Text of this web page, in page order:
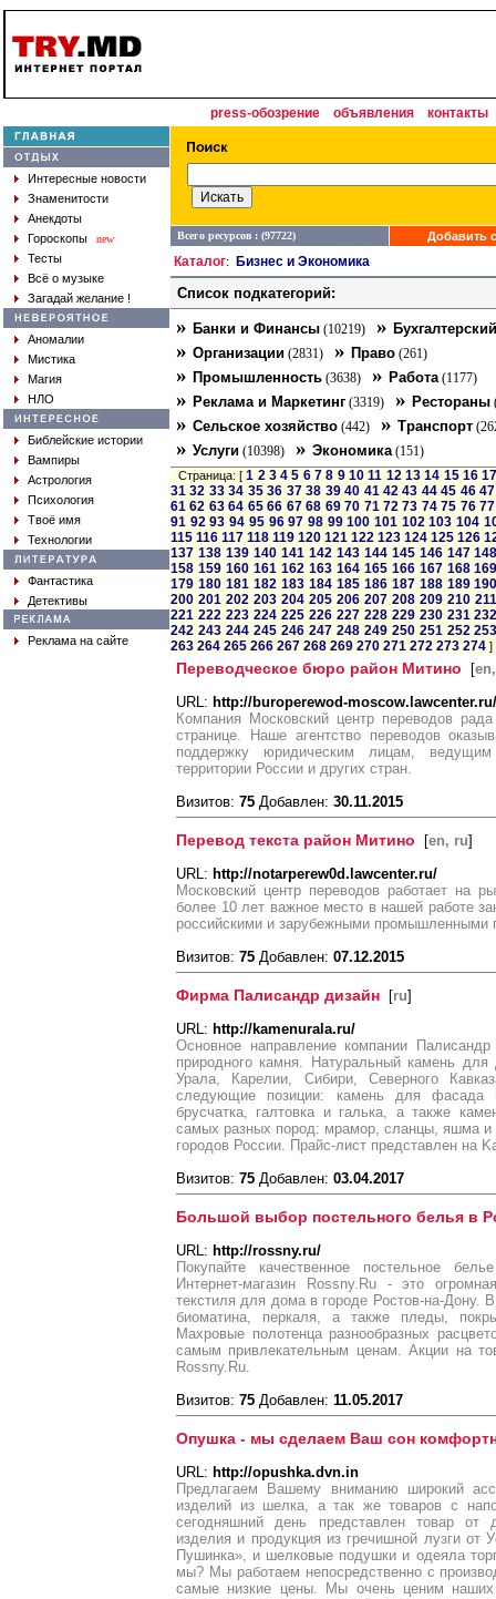
press-обозрение объявления контакты
Интересные новости
Знаменитости
Анекдоты
Гороскопы
new
Тесты
Всё о музыке
Загадай желание !
Аномалии
Мистика
Магия
НЛО
Библейские истории
Вампиры
Астрология
Психология
Твоё имя
Технологии
Фантастика
Детективы
Реклама на сайте
Всего ресурсов : (97722) Добавить
Каталог: Бизнес и Экономика
Список подкатегорий:
» Банки и Финансы (10219) »
» Организации (2831) » Право (261)
» Промышленность (3638) » Работа(1177)
» Реклама и Маркетинг (3319) » Рестораны
» Сельское хозяйство (442) » Транспорт
» Услуги (10398) » Экономика(151)
Страница: [1 2 3 4 5 6 7 8 9 10 11 12 13 14 15 16
31 32 33 34 35 36 37 38 39 40 41 42 43 44 45 46 47
61 62 63 64 65 66 67 68 69 70 71 72 73 74 75 76 77
91 92 93 94 95 96 97 98 99 100 101 102 103 104
115 116 117 118 119 120 121 122 123 124 125 126
137 138 139 140 141 142 143 144 145 146 147
158 159 160 161 162 163 164 165 166 167 168
179 180 181 182 183 184 185 186 187 188 189
200 201 202 203 204 205 206 207 208 209 210 211
221 222 223 224 225 226 227 228 229 230 231
242 243 244 245 246 247 248 249 250 251 252
263 264 265 266 267 268 269 270 271 272 273 274 ]
Переводческое бюро район Митино [
URL: http://buroperewod-moscow.lawcenter.ru/
Компания Московский центр переводов
странице. Наше агентство переводов
поддержку юридическим лицам,
территории России и других стран.
Визитов: 75 Добавлен: 30.11.2015
Перевод текста район Митино [en, ru]
URL: http://notarperew0d.lawcenter.ru/
Московский центр переводов работает на
более 10 лет важное место в нашей работе
российскими и зарубежными промышленными
Визитов: 75 Добавлен: 07.12.2015
Фирма Палисандр дизайн [ru]
URL: http://kamenurala.ru/
Основное направление компании
природного камня. Натуральный камень
Урала, Карелии, Сибири, Северного
следующие позиции: камень для фасада
брусчатка, галтовка и галька, а также
самых разных пород: мрамор, сланцы, яшма и
городов России. Прайс-лист представлен на
Визитов: 75 Добавлен: 03.04.2017
Большой выбор постельного белья в
URL: http://rossny.ru/
Покупайте качественное постельное
Интернет-магазин Rossny.Ru - это
текстиля для дома в городе Ростов-на-Дону.
биоматина, перкаля, а также пледы,
Махровые полотенца разнообразных
самым привлекательным ценам. Акции на
Rossny.Ru.
Визитов: 75 Добавлен: 11.05.2017
Опушка - мы сделаем Ваш сон
URL: http://opushka.dvn.in
Предлагаем Вашему вниманию широкий
изделий из шелка, а так же товаров с
сегодняшний день представлен товар от
изделия и продукция из гречишной лузги
Пушинка», и шелковые подушки и одеяла
мы? Мы работаем непосредственно с
самые низкие цены. Мы очень ценим наших